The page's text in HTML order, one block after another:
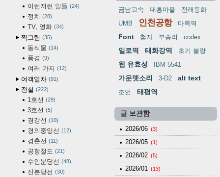
이런저런 일들 24
정치 28
TV, 영화 34
찍그림 35
동식물 14
풍경 9
여러 가지 12
여객열차 91
전철 222
1호선 29
3호선 5
경강선 10
경의중앙선 12
경춘선 11
공항철도 21
수인분당선 48
신분당선 30
금남고속 대흥마을
전래동화
UMB
인천공항 마륵역
Font 첨자 부송리 codex
일로역 태화강역 초기 불량
웹 유효성 IBM 5541
가운뎃소리 3-D2 alt text
조언 태평역
글 보관함
2026/06 (3)
2026/05 (1)
2026/02 (5)
2026/01 (13)